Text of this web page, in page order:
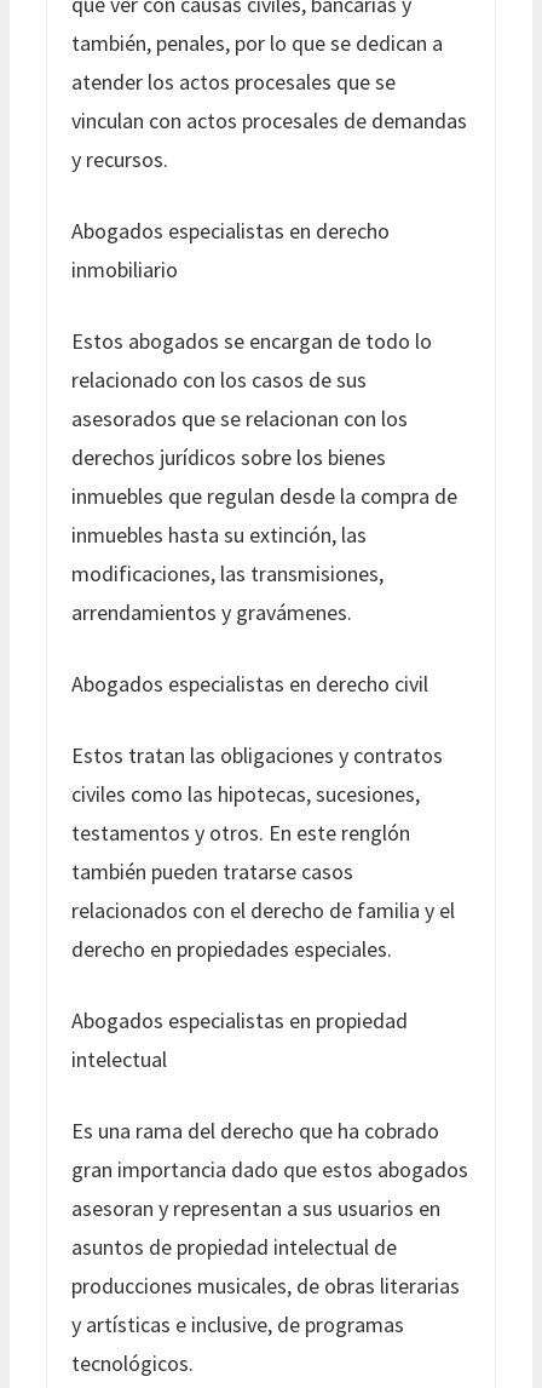
también, penales, por lo que se dedican a
atender los actos procesales que se
vinculan con actos procesales de demandas
y recursos.
Abogados especialistas en derecho
inmobiliario
Estos abogados se encargan de todo lo
relacionado con los casos de sus
asesorados que se relacionan con los
derechos jurídicos sobre los bienes
inmuebles que regulan desde la compra de
inmuebles hasta su extinción, las
modificaciones, las transmisiones,
arrendamientos y gravámenes.
Abogados especialistas en derecho civil
Estos tratan las obligaciones y contratos
civiles como las hipotecas, sucesiones,
testamentos y otros. En este renglón
también pueden tratarse casos
relacionados con el derecho de familia y el
derecho en propiedades especiales.
Abogados especialistas en propiedad
intelectual
Es una rama del derecho que ha cobrado
gran importancia dado que estos abogados
asesoran y representan a sus usuarios en
asuntos de propiedad intelectual de
producciones musicales, de obras literarias
y artísticas e inclusive, de programas
tecnológicos.